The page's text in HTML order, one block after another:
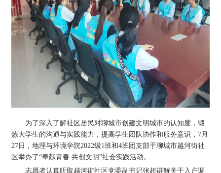
为了深入了解社区居民对聊城市创建文明城市的认知度，锻
炼大学生的沟通与实践能力，提高学生团队协作和服务意识，7月
27日，地理与环境学院2022级1班和4班团支部于聊城市越河街社
区举办了“奉献青春 共创文明”社会实践活动。
志愿者认真听取越河街社区党委副书记张超讲解关于入户调